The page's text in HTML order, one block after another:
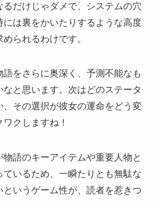
るだけじゃダメで、システムの穴
には裏をかいたりするような高度
られるわけです。
語をさらに奥深く、予測不能なも
と思います。次はどのステータ
、その選択が彼女の運命をどう変
クしますね！
語のキーアイテムや重要人物と
ているため、一瞬たりとも無駄な
というゲーム性が、読者を惹きつ